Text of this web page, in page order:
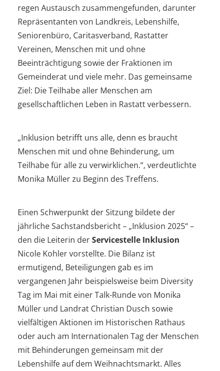
regen Austausch zusammengefunden, darunter
Repräsentanten von Landkreis, Lebenshilfe,
Seniorenbüro, Caritasverband, Rastatter
Vereinen, Menschen mit und ohne
Beeinträchtigung sowie der Fraktionen im
Gemeinderat und viele mehr. Das gemeinsame
Ziel: Die Teilhabe aller Menschen am
gesellschaftlichen Leben in Rastatt verbessern.
„Inklusion betrifft uns alle, denn es braucht
Menschen mit und ohne Behinderung, um
Teilhabe für alle zu verwirklichen.“, verdeutlichte
Monika Müller zu Beginn des Treffens.
Einen Schwerpunkt der Sitzung bildete der
jährliche Sachstandsbericht – „Inklusion 2025“ –
den die Leiterin derServicestelle Inklusion
Nicole Kohler vorstellte. Die Bilanz ist
ermutigend, Beteiligungen gab es im
vergangenen Jahr beispielsweise beim Diversity
Tag im Mai mit einer Talk-Runde von Monika
Müller und Landrat Christian Dusch sowie
vielfältigen Aktionen im Historischen Rathaus
oder auch am Internationalen Tag der Menschen
mit Behinderungen gemeinsam mit der
Lebenshilfe auf dem Weihnachtsmarkt. Alles